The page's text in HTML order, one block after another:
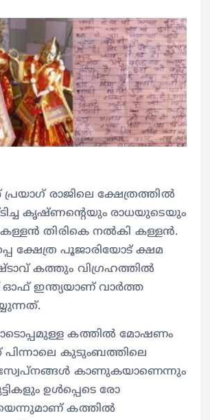
രാജിലെ ക്ഷേത്രത്തിൽ
കൃഷ്ണന്റെയും രാധയുടെയും
തിരികെ നൽകി കള്ളൻ.
ക്ഷേത്ര പൂജാരിയോട് ക്ഷമ
കത്തും വിഗ്രഹത്തിൽ
ഓഫ് ഇന്ത്യയാണ് വാർത്ത
കത്തിൽ മോഷണം
പിന്നാലെ കുടുംബത്തിലെ
കാണുകയാണെന്നും
ഉൾപ്പെടെ രോ​
കത്തിൽ